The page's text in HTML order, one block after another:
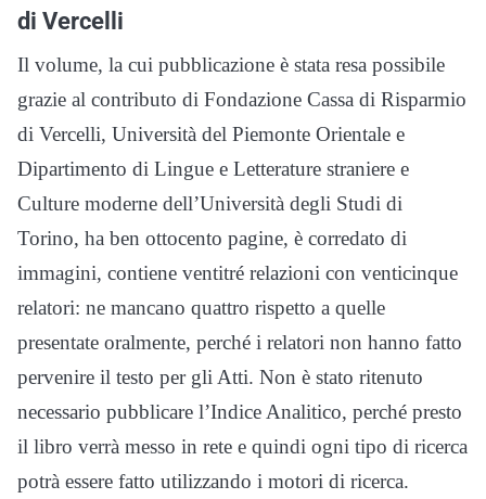
di Vercelli
Il volume, la cui pubblicazione è stata resa possibile
grazie al contributo di Fondazione Cassa di Risparmio
di Vercelli, Università del Piemonte Orientale e
Dipartimento di Lingue e Letterature straniere e
Culture moderne dell’Università degli Studi di
Torino, ha ben ottocento pagine, è corredato di
immagini, contiene ventitré relazioni con venticinque
relatori: ne mancano quattro rispetto a quelle
presentate oralmente, perché i relatori non hanno fatto
pervenire il testo per gli Atti. Non è stato ritenuto
necessario pubblicare l’Indice Analitico, perché presto
il libro verrà messo in rete e quindi ogni tipo di ricerca
potrà essere fatto utilizzando i motori di ricerca.